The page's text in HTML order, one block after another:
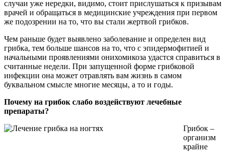
случаи уже нередки, видимо, стоит прислушаться к призывам
врачей и обращаться в медицинские учреждения при первом
же подозрении на то, что вы стали жертвой грибков.
Чем раньше будет выявлено заболевание и определен вид
грибка, тем больше шансов на то, что с эпидермофитией и
начальными проявлениями онихомикоза удастся справиться в
считанные недели. При запущенной форме грибковой
инфекции она может отравлять вам жизнь в самом
буквальном смысле многие месяцы, а то и годы.
Почему на грибок слабо воздействуют лечебные
препараты?
Грибок –
организм
крайне